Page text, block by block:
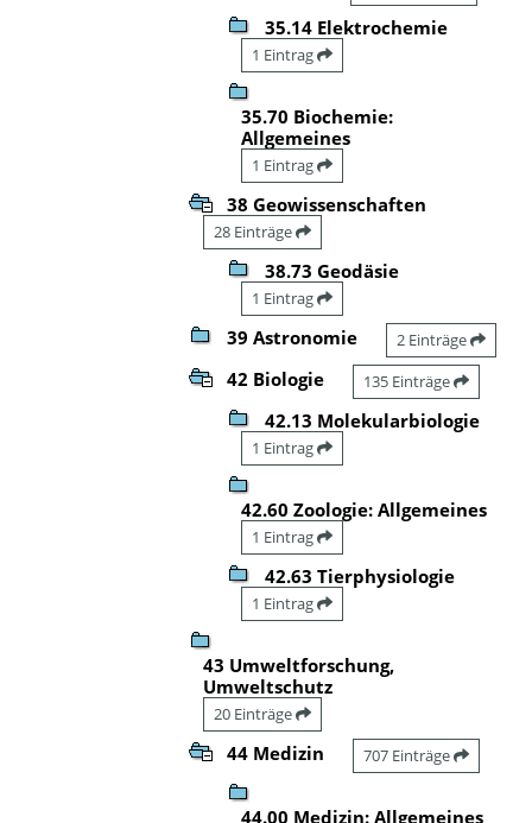
35.14 Elektrochemie
1 Eintrag
35.70 Biochemie:
Allgemeines
1 Eintrag
38 Geowissenschaften
28 Einträge
38.73 Geodäsie
1 Eintrag
39 Astronomie 2 Einträge
42 Biologie 135 Einträge
42.13 Molekularbiologie
1 Eintrag
42.60 Zoologie: Allgemeines
1 Eintrag
42.63 Tierphysiologie
1 Eintrag
43 Umweltforschung,
Umweltschutz
20 Einträge
44 Medizin 707 Einträge
44.00 Medizin: Allgemeines